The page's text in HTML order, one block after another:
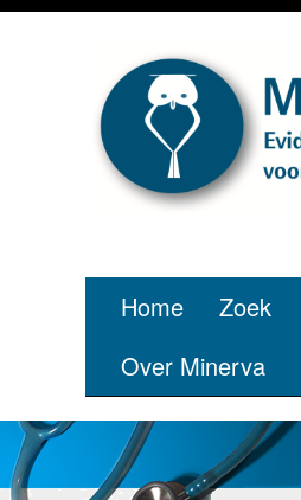
Home Zoek
Over Minerva